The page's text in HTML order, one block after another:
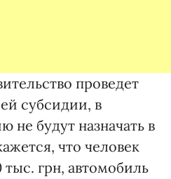
проведет
субсидии, в
не будут назначать в
что человек
грн, автомобиль